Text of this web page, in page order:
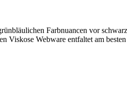
Farbnuancen vor
Viskose Webware entfaltet am